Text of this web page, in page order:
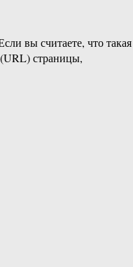
вы считаете, что такая
(URL) страницы,